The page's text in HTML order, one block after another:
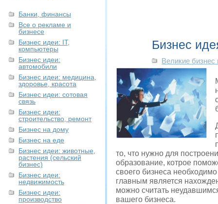
Банки, финансы
Все о рекламе и
бизнесе
Бизнес идеи: IT,
компьютеры
Бизнес идеи:
автомобили
Бизнес идеи: медицина,
здоровье, красота
Бизнес идеи: сотовая
связь
Бизнес идеи:
строительство, ремонт
Бизнес на дому
Бизнес на еде
Бизнес идеи: животные,
растения (сельский
бизнес)
Бизнес идеи:
недвижимость
Бизнес идеи:
производство
Бизнес
Великие
то, что нужно для
образование, котрое
своего бизнеса
главным является
можно считать
вашего бизнеса.